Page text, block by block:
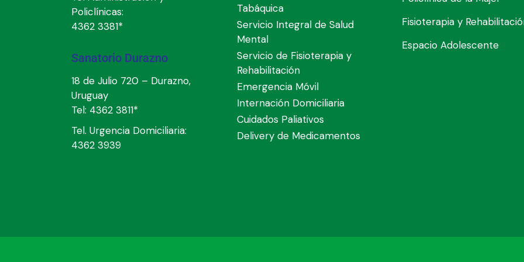
Policlínicas:
4362 3381*
Sanatorio Durazno
18 de Julio 720 – Durazno,
Uruguay
Tel: 4362 3811*
Tel. Urgencia Domiciliaria:
4362 3939
Tabáquica
Servicio Integral de Salud
Mental
Servicio de Fisioterapia y
Rehabilitación
Emergencia Móvil
Internación Domiciliaria
Cuidados Paliativos
Delivery de Medicamentos
Fisioterapia y
Espacio Adolescente